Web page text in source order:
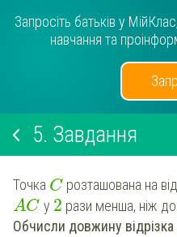
Запросіть батьків у
навчання та
5. Завдання
Точка C розташована на
AC у 2 рази менша, ніж
Обчисли довжину відрізка